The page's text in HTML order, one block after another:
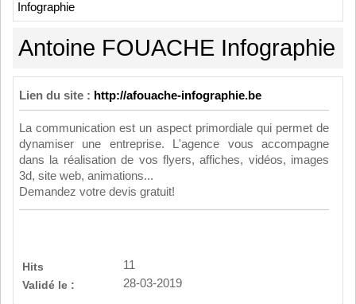
Infographie
Antoine FOUACHE Infographie
Lien du site : http://afouache-infographie.be
La communication est un aspect primordiale qui permet de
dynamiser une entreprise. L'agence vous accompagne
dans la réalisation de vos flyers, affiches, vidéos, images
3d, site web, animations...
Demandez votre devis gratuit!
Hits
11
Validé le :
28-03-2019